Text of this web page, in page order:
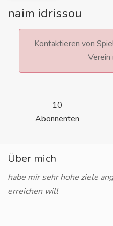
naim idrissou
Kontaktieren von
Verein
10
Abonnenten
Über mich
habe mir sehr hohe ziele
erreichen will